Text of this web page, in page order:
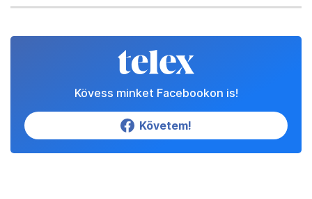
Kövess minket Facebookon is!
Követem!